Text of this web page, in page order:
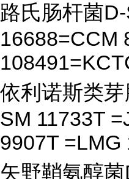
路氏肠杆菌
16688=CCM
依利诺斯类
SM 11733T
9907T =LMG
矢野鞘氨醇